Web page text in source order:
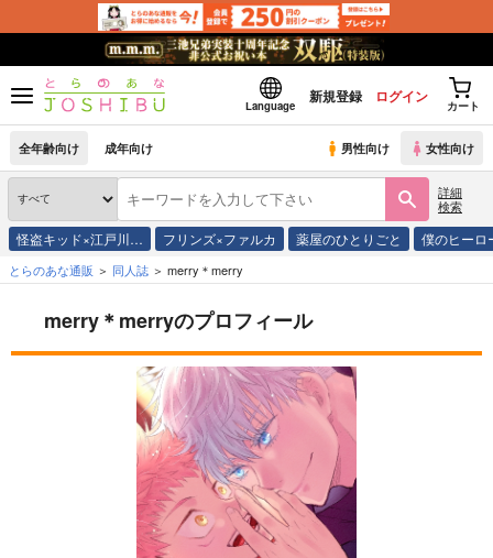
Language
新規登録 ログイン
カート
全年齢向け 成年向け 男性向け 女性向け
詳細
検索
怪盗キッド×江戸川… フリンズ×ファルカ 薬屋のひとりごと 僕のヒー
とらのあな通販 同人誌 merry＊merry
merry＊merryのプロフィール